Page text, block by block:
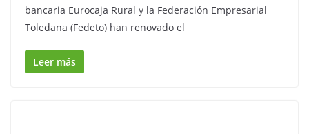
bancaria Eurocaja Rural y la Federación Empresarial
Toledana (Fedeto) han renovado el
Leer más